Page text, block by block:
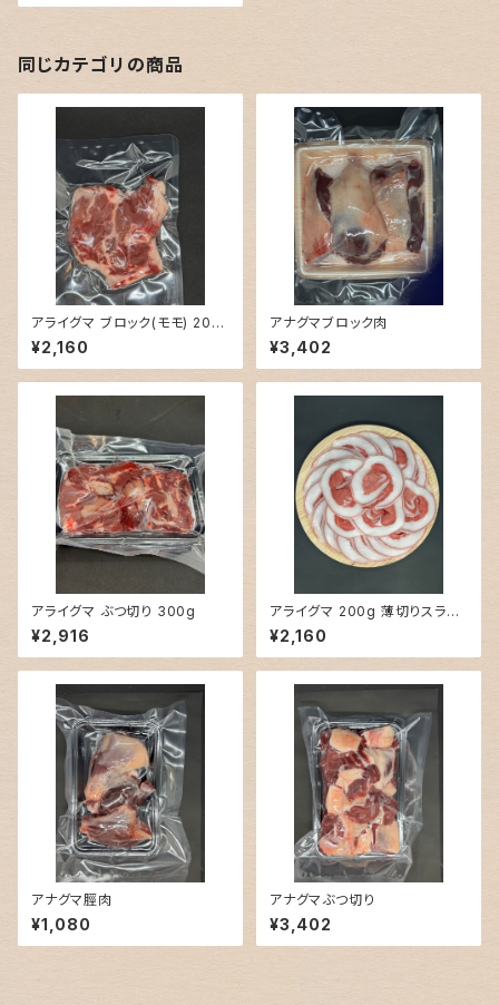
同じカテゴリの商品
アライグマ ブロック(モモ) 200
g
¥2,160
アナグマブロック肉
¥3,402
アライグマ ぶつ切り 300g
¥2,916
アライグマ 200g 薄切りスライ
ス
¥2,160
アナグマ脛肉
¥1,080
アナグマぶつ切り
¥3,402